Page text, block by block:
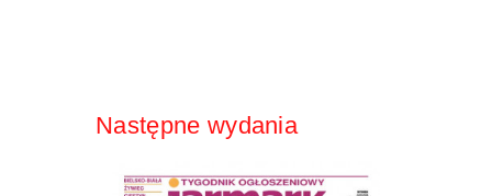
Następne wydania